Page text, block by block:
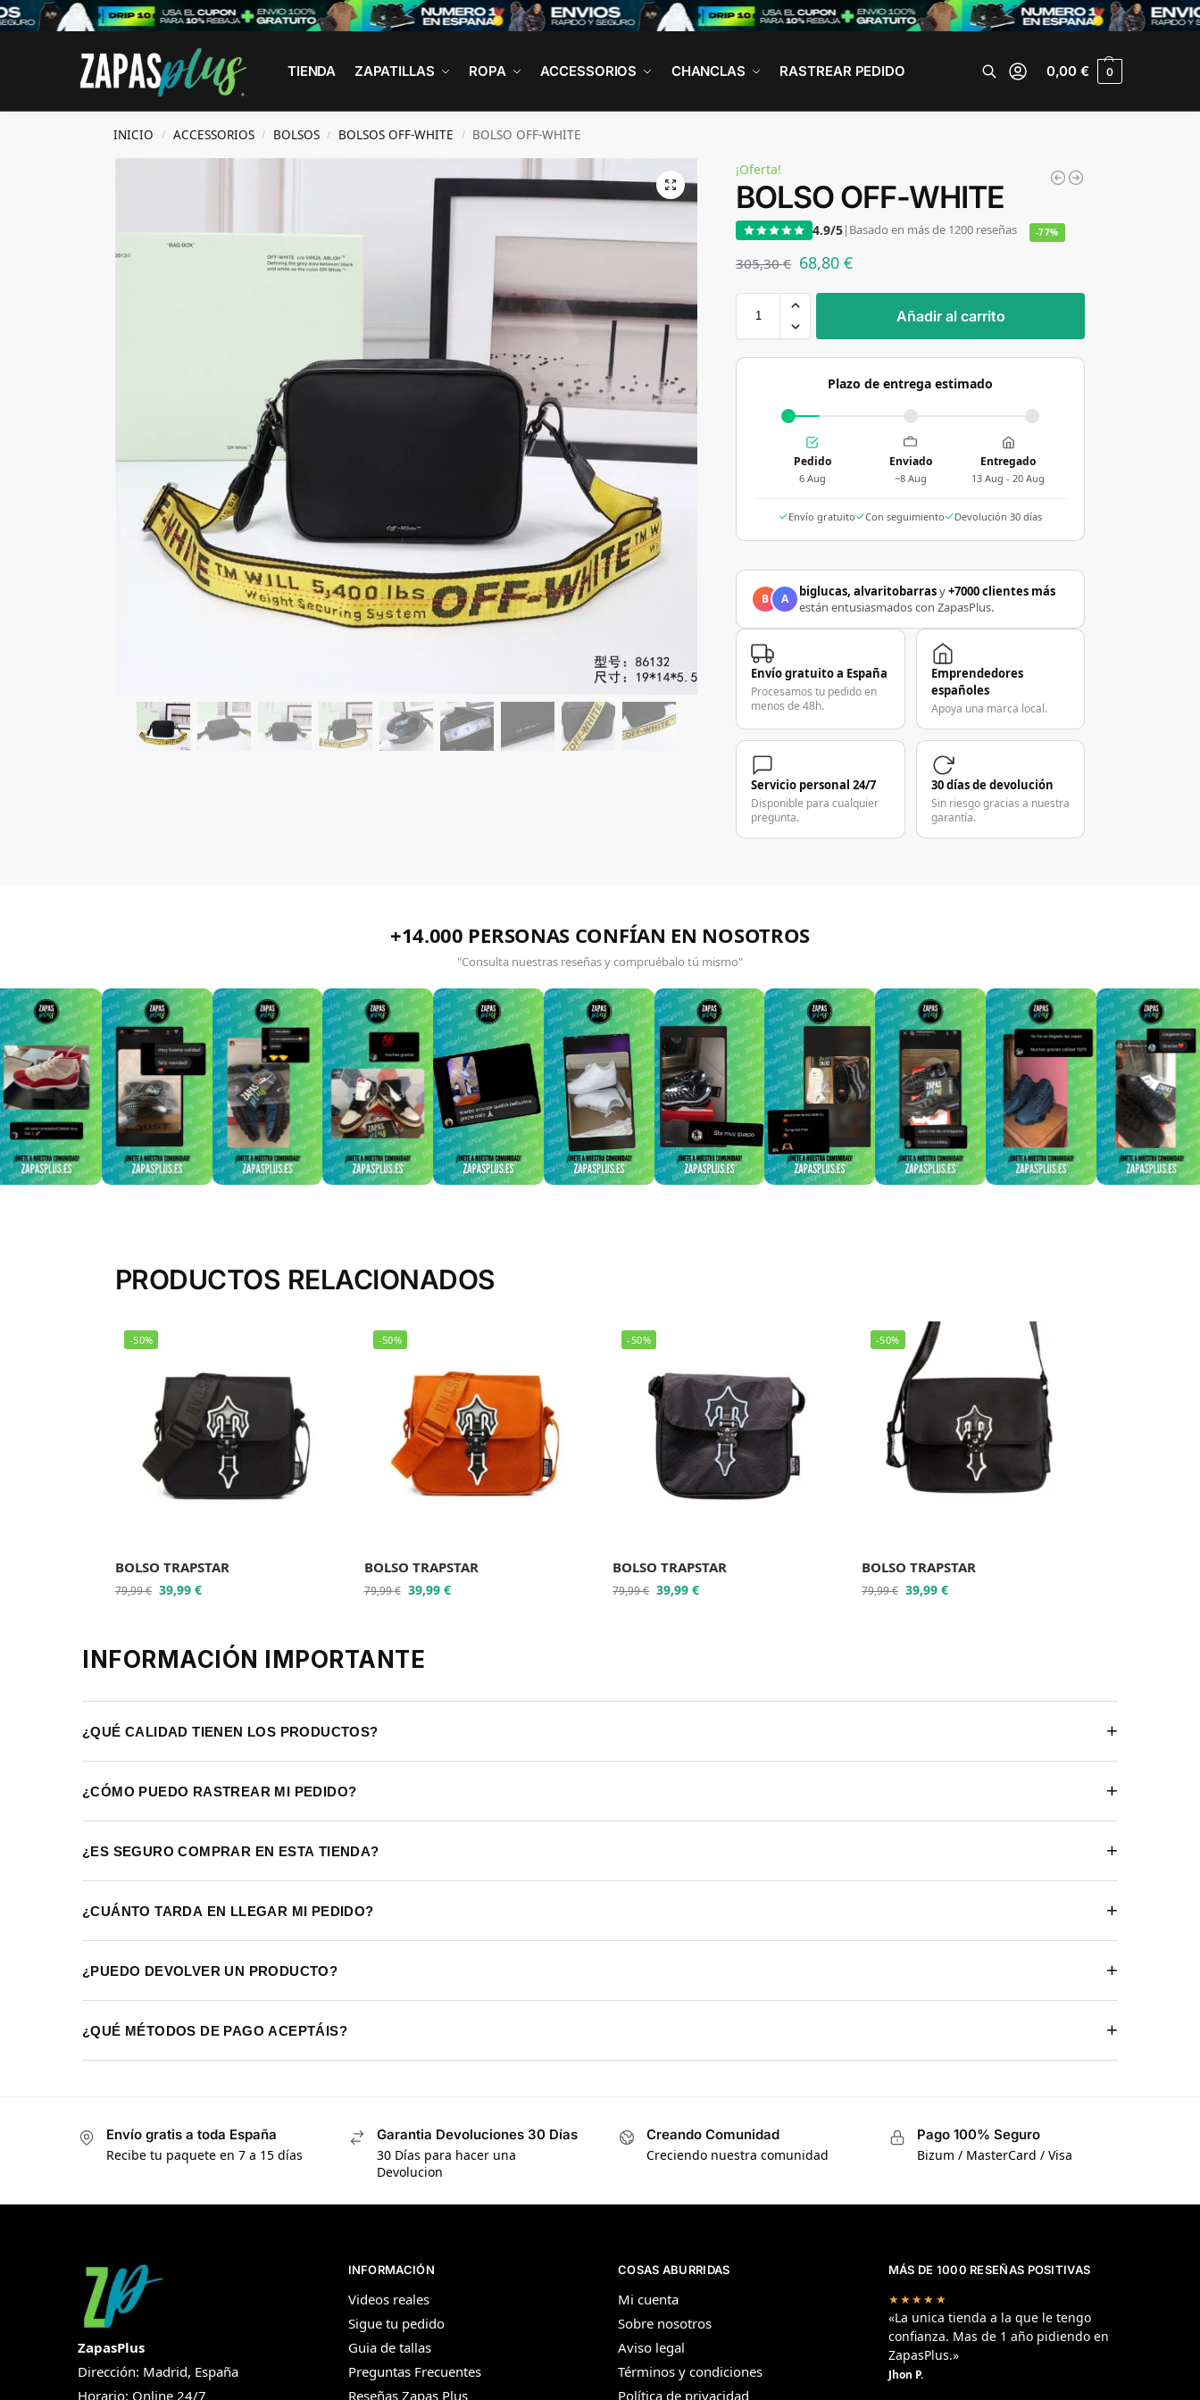
TIENDA ZAPATILLAS ROPA ACCESSORIOS CHANCLAS RASTREAR PEDIDO
Search
0,00€ 0
INICIO / ACCESSORIOS / BOLSOS / BOLSOS OFF-WHITE / BOLSO OFF-WHITE
¡Oferta!
BOLSO OFF-WHITE
4.9/5| Basado en más de 1200 reseñas
305,30€ 68,80€
-77%
Añadir al carrito
Plazo de entrega estimado
Pedido
6 Aug
Enviado
~8 Aug
Entregado
13 Aug - 20 Aug
Envío gratuito Con seguimiento Devolución 30 días
B A biglucas, alvaritobarrasy+7000 clientes más
están entusiasmados con ZapasPlus.
Envío gratuito a España
Procesamos tu pedido en
menos de 48h.
Emprendedores
españoles
Apoya una marca local.
Servicio personal 24/7
Disponible para cualquier
pregunta.
30 días de devolución
Sin riesgo gracias a nuestra
garantía.
+14.000 PERSONAS CONFÍAN EN NOSOTROS
"Consulta nuestras reseñas y compruébalo tú mismo"
PRODUCTOS RELACIONADOS
-50%
BOLSO TRAPSTAR
79,99€ 39,99 €
-50%
BOLSO TRAPSTAR
79,99€ 39,99 €
-50%
BOLSO TRAPSTAR
79,99€ 39,99€
-50%
BOLSO TRAPSTAR
79,99€ 39,99€
INFORMACIÓN IMPORTANTE
¿QUÉ CALIDAD TIENEN LOS PRODUCTOS? +
¿CÓMO PUEDO RASTREAR MI PEDIDO? +
¿ES SEGURO COMPRAR EN ESTA TIENDA? +
¿CUÁNTO TARDA EN LLEGAR MI PEDIDO? +
¿PUEDO DEVOLVER UN PRODUCTO? +
¿QUÉ MÉTODOS DE PAGO ACEPTÁIS? +
Envío gratis a toda España
Recibe tu paquete en 7 a 15 días
Garantia Devoluciones 30 Días
30 Días para hacer una
Devolucion
Creando Comunidad
Creciendo nuestra comunidad
Pago 100% Seguro
Bizum / MasterCard / Visa
ZapasPlus
Dirección: Madrid, España
Horario: Online 24/7
INFORMACIÓN
Videos reales
Sigue tu pedido
Guia de tallas
Preguntas Frecuentes
Reseñas Zapas Plus
COSAS ABURRIDAS
Mi cuenta
Sobre nosotros
Aviso legal
Términos y condiciones
Política de privacidad
MÁS DE 1000 RESEÑAS POSITIVAS
★★★★★
«La unica tienda a la que le tengo
confianza. Mas de 1 año pidiendo en
ZapasPlus.»
Jhon P.